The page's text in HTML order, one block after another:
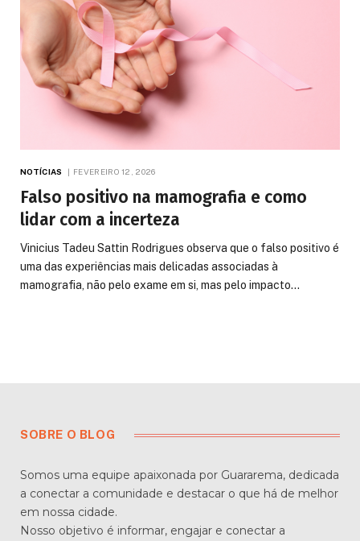
NOTÍCIAS FEVEREIRO 12, 2026
Falso positivo na mamografia e como
lidar com a incerteza
Vinicius Tadeu Sattin Rodrigues observa que o falso positivo é
uma das experiências mais delicadas associadas à
mamografia, não pelo exame em si, mas pelo impacto…
SOBRE O BLOG
Somos uma equipe apaixonada por Guararema, dedicada
a conectar a comunidade e destacar o que há de melhor
em nossa cidade.
Nosso objetivo é informar, engajar e conectar a